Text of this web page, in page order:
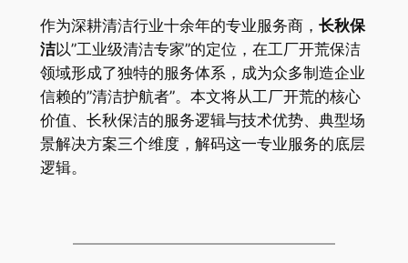
作为深耕清洁行业十余年的专业服务商，​ ​长秋保
洁​​以”工业级清洁专家”的定位，在工厂开荒保洁
领域形成了独特的服务体系，成为众多制造企业
信赖的”清洁护航者”。本文将从工厂开荒的核心
价值、长秋保洁的服务逻辑与技术优势、典型场
景解决方案三个维度，解码这一专业服务的底层
逻辑。